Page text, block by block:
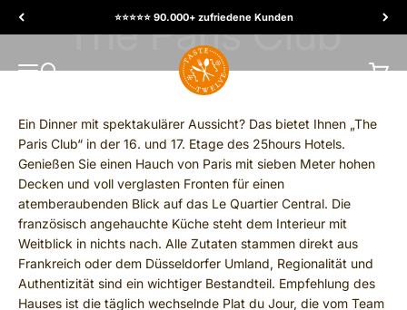
⭐️⭐️⭐️⭐️⭐️ 90.000+ zufriedene Kunden
MENU
Search
TasteTwelve
Cart
Ein Dinner mit spektakulärer Aussicht? Das bietet Ihnen „The
Paris Club“ in der 16. und 17. Etage des 25hours Hotels.
Genießen Sie einen Hauch von Paris mit sieben Meter hohen
Decken und voll verglasten Fronten für einen
atemberaubenden Blick auf das Le Quartier Central. Die
französisch angehauchte Küche steht dem Interieur mit
Weitblick in nichts nach. Alle Zutaten stammen direkt aus
Frankreich oder dem Düsseldorfer Umland, Regionalität und
Authentizität sind ein wichtiger Bestandteil. Empfehlung des
Hauses ist die täglich wechselnde Plat du Jour, die vom Team